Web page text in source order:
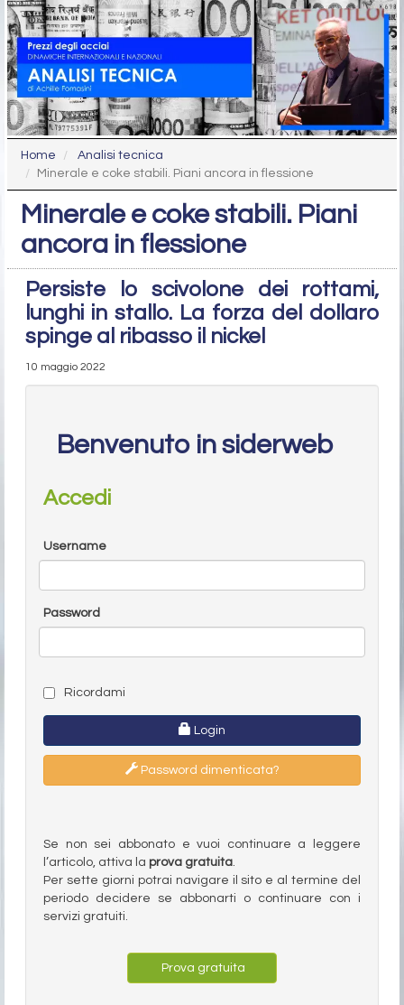
Home
Analisi tecnica
Minerale e coke stabili. Piani ancora in flessione
Minerale e coke stabili. Piani
ancora in flessione
Persiste lo scivolone dei rottami,
lunghi in stallo. La forza del dollaro
spinge al ribasso il nickel
10 maggio 2022
Benvenuto in siderweb
Accedi
Username
Password
Ricordami
Login
Password dimenticata?
Se non sei abbonato e vuoi continuare a leggere
l’articolo, attiva la prova gratuita.
Per sette giorni potrai navigare il sito e al termine del
periodo decidere se abbonarti o continuare con i
servizi gratuiti.
Prova gratuita